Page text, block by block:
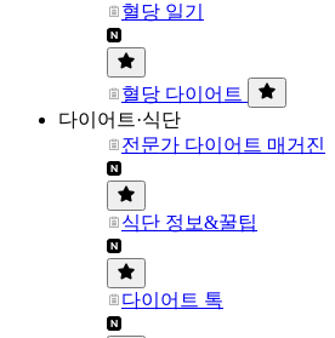
혈당 일기
혈당 다이어트
다이어트·식단
전문가 다이어트 매거진
식단 정보&꿀팁
다이어트 톡